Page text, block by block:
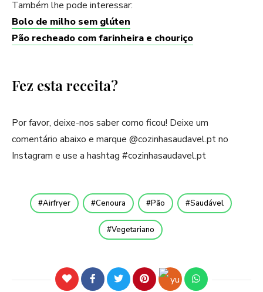
Também lhe pode interessar:
Bolo de milho sem glúten
Pão recheado com farinheira e chouriço
Fez esta receita?
Por favor, deixe-nos saber como ficou! Deixe um
comentário abaixo e marque @cozinhasaudavel.pt no
Instagram e use a hashtag #cozinhasaudavel.pt
Airfryer Cenoura Pão Saudável
Vegetariano